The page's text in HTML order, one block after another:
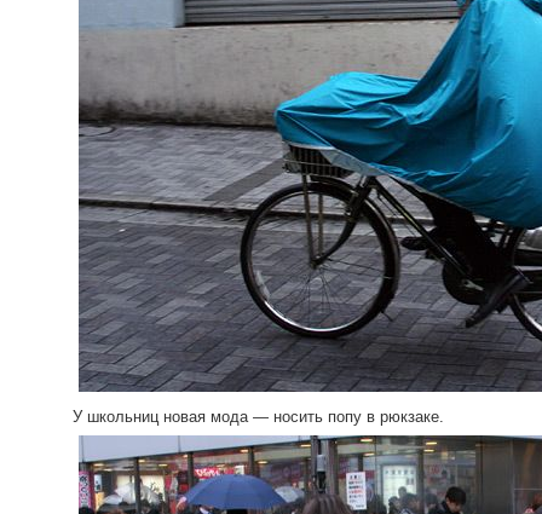
У школьниц новая мода — носить попу в рюкзаке.